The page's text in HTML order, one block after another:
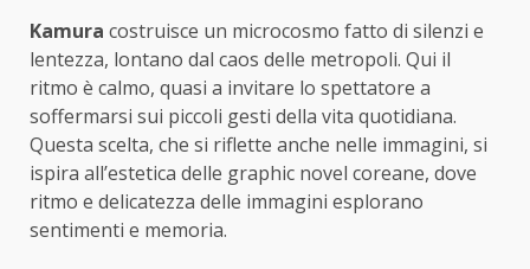
Kamura costruisce un microcosmo fatto di silenzi e
lentezza, lontano dal caos delle metropoli. Qui il
ritmo è calmo, quasi a invitare lo spettatore a
soffermarsi sui piccoli gesti della vita quotidiana.
Questa scelta, che si riflette anche nelle immagini, si
ispira all’estetica delle graphic novel coreane, dove
ritmo e delicatezza delle immagini esplorano
sentimenti e memoria.